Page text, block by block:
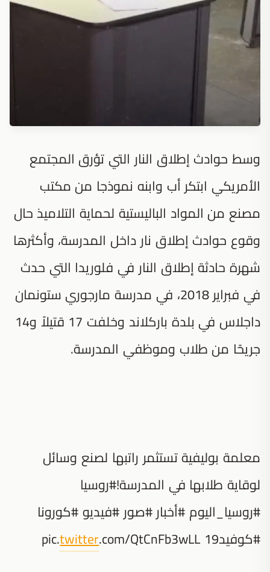
وسط حوادث إطلاق النار التي تؤرق المجتمع
الأمريكي ابتكر أب وابنه نموذجا من مكتب
مصنع من المواد الباليستية لحماية التلاميذ حال
وقوع حوادث إطلاق نار داخل المدرسة، وأكثرها
شهرة حادثة إطلاق النار في فلوريدا التي حدث
في فبراير 2018، في مدرسة مارجوري ستونمان
داجلاس في بلدة باركلاند وخلفت 17 قتيلاً و14
جريحًا من طلاب وموظفي المدرسة.
معلمة بوليفية تستثمر راتبها لصنع وسائل
لوقاية طلابها في المدرسة!#روسيا
#روسيا_اليوم #أخبار #صور #فيديو #كورونا
#كوفيد19 pic.
twitter.com/QtCnFb3wLL